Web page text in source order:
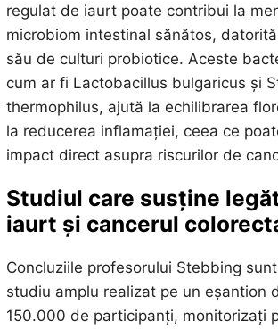
regulat de iaurt poate contribui la
microbiom intestinal sănătos,
său de culturi probiotice. Aceste
cum ar fi Lactobacillus bulgaricus și
thermophilus, ajută la echilibrarea
la reducerea inflamației, ceea ce
impact direct asupra riscurilor de
Studiul care susține
iaurt și cancerul
Concluziile profesorului Stebbing
studiu amplu realizat pe un eșantion
150.000 de participanți, monitorizați